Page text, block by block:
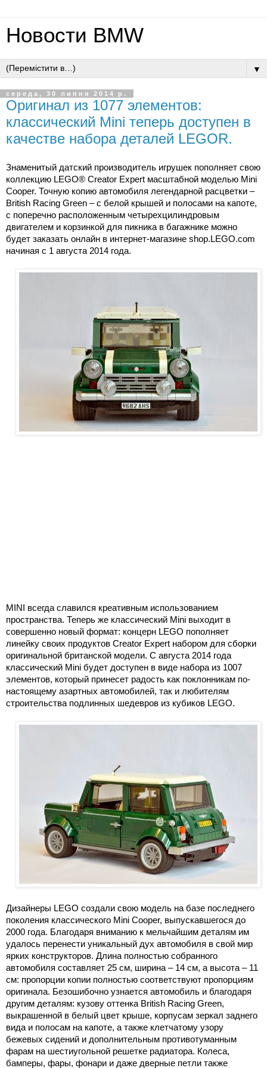
Новости BMW
▼
середа, 30 липня 2014 р.
Оригинал из 1077 элементов:
классический Mini теперь доступен в
качестве набора деталей LEGOR.
Знаменитый датский производитель игрушек пополняет свою
коллекцию LEGO® Creator Expert масштабной моделью Mini
Cooper. Точную копию автомобиля легендарной расцветки –
British Racing Green – с белой крышей и полосами на капоте,
с поперечно расположенным четырехцилиндровым
двигателем и корзинкой для пикника в багажнике можно
будет заказать онлайн в интернет-магазине shop.LEGO.com
начиная с 1 августа 2014 года.
MINI всегда славился креативным использованием
пространства. Теперь же классический Mini выходит в
совершенно новый формат: концерн LEGO пополняет
линейку своих продуктов Creator Expert набором для сборки
оригинальной британской модели. С августа 2014 года
классический Mini будет доступен в виде набора из 1007
элементов, который принесет радость как поклонникам по-
настоящему азартных автомобилей, так и любителям
строительства подлинных шедевров из кубиков LEGO.
Дизайнеры LEGO создали свою модель на базе последнего
поколения классического Mini Cooper, выпускавшегося до
2000 года. Благодаря вниманию к мельчайшим деталям им
удалось перенести уникальный дух автомобиля в свой мир
ярких конструкторов. Длина полностью собранного
автомобиля составляет 25 см, ширина – 14 см, а высота – 11
см: пропорции копии полностью соответствуют пропорциям
оригинала. Безошибочно узнается автомобиль и благодаря
другим деталям: кузову оттенка British Racing Green,
выкрашенной в белый цвет крыше, корпусам зеркал заднего
вида и полосам на капоте, а также клетчатому узору
бежевых сидений и дополнительным противотуманным
фарам на шестиугольной решетке радиатора. Колеса,
бамперы, фары, фонари и даже дверные петли также